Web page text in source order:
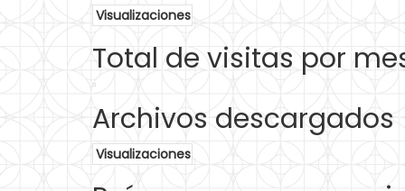
Visualizaciones
Total de visitas por
Archivos descargados
Visualizaciones